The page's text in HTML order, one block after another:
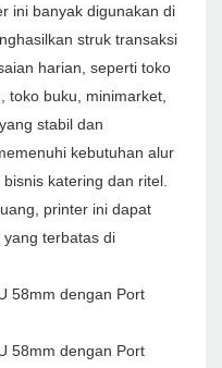
ini banyak digunakan di
struk transaksi
harian, seperti toko
toko buku, minimarket,
stabil dan
kebutuhan alur
katering dan ritel.
printer ini dapat
terbatas di